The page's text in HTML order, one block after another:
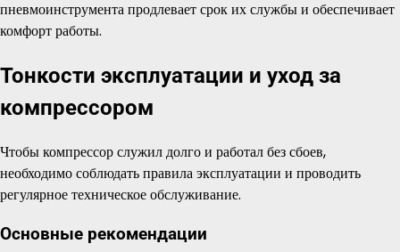
пневмоинструмента продлевает срок их службы и обеспечивает
комфорт работы.
Тонкости эксплуатации и уход за
компрессором
Чтобы компрессор служил долго и работал без сбоев,
необходимо соблюдать правила эксплуатации и проводить
регулярное техническое обслуживание.
Основные рекомендации